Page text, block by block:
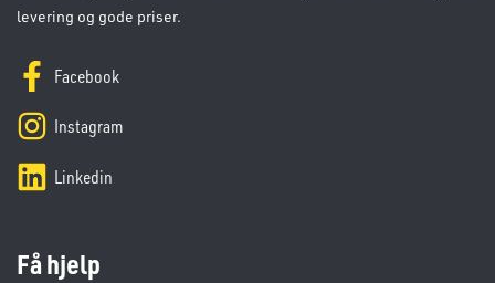
levering og gode priser.
Facebook
Instagram
Linkedin
Få hjelp